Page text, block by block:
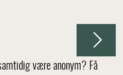
være anonym? Få